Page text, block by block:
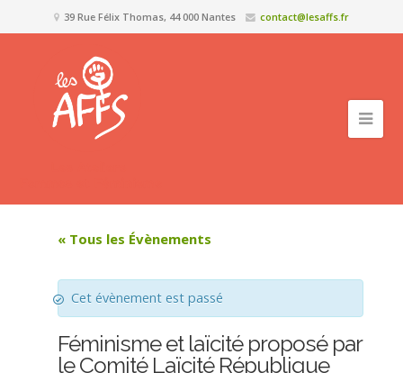
39 Rue Félix Thomas, 44 000 Nantes contact@lesaffs.fr
« Tous les Évènements
Cet évènement est passé
Féminisme et laïcité proposé par
le Comité Laïcité République